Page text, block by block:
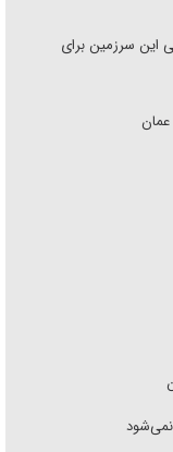
این سرزمین برای